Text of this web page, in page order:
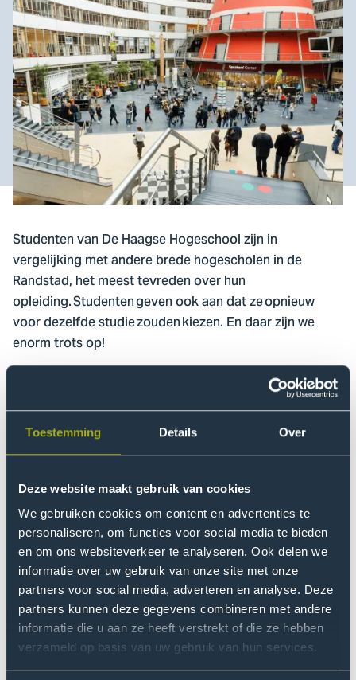
Toestemming Details Over
Deze website maakt gebruik van cookies
We gebruiken cookies om content en advertenties te
personaliseren, om functies voor social media te bieden
en om ons websiteverkeer te analyseren. Ook delen we
informatie over uw gebruik van onze site met onze
partners voor social media, adverteren en analyse. Deze
partners kunnen deze gegevens combineren met andere
informatie die u aan ze heeft verstrekt of die ze hebben
verzameld op basis van uw gebruik van hun services.
Studenten van De Haagse Hogeschool zijn in
vergelijking met andere brede hogescholen in de
Randstad, het meest tevreden over hun
opleiding. Studenten geven ook aan dat ze opnieuw
voor dezelfde studie zouden kiezen. En daar zijn we
enorm trots op!
Inclusief karakter Haagse
profileringsthema’s
We zien dit jaar overall een positieve trend in de
De Haagse
profileringsthema’s: Welzijn, Internationalisering
en Inclusieve cultuur ontvangen grote waardering. Onze
inclusieve cultuur laat dit jaar een stijging zien op alle
onderdelen.
Ook geven studenten aan dat in hun studieprogramma
aandacht is voor digitalisering en AI. Een vraag die dit
jaar voor het eerst is opgenomen in de enquête.